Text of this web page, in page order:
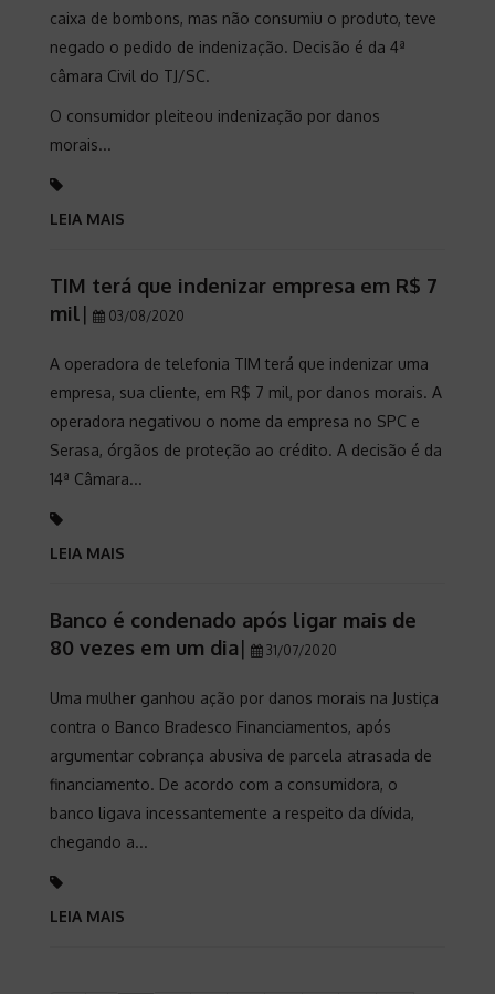
caixa de bombons, mas não consumiu o produto, teve
negado o pedido de indenização. Decisão é da 4ª
câmara Civil do TJ/SC.
O consumidor pleiteou indenização por danos
morais...
LEIA MAIS
TIM terá que indenizar empresa em R$ 7
mil| 03/08/2020
A operadora de telefonia TIM terá que indenizar uma
empresa, sua cliente, em R$ 7 mil, por danos morais. A
operadora negativou o nome da empresa no SPC e
Serasa, órgãos de proteção ao crédito. A decisão é da
14ª Câmara...
LEIA MAIS
Banco é condenado após ligar mais de
80 vezes em um dia| 31/07/2020
Uma mulher ganhou ação por danos morais na Justiça
contra o Banco Bradesco Financiamentos, após
argumentar cobrança abusiva de parcela atrasada de
financiamento. De acordo com a consumidora, o
banco ligava incessantemente a respeito da dívida,
chegando a...
LEIA MAIS